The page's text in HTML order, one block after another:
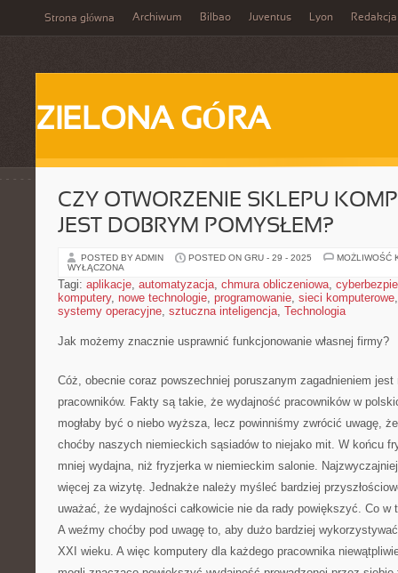
Strona główna Archiwum Bilbao Juventus Lyon Redakcja
ZIELONA GÓRA
CZY OTWORZENIE SKLEPU
JEST DOBRYM POMYSŁEM?
POSTED BY ADMIN POSTED ON GRU - 29 - 2025
MOŻLIWOŚĆ
WYŁĄCZONA
Tagi: aplikacje, automatyzacja, chmura obliczeniowa,
komputery, nowe technologie, programowanie, sieci komputerowe
systemy operacyjne, sztuczna inteligencja, Technologia
Jak możemy znacznie usprawnić funkcjonowanie własnej firmy?
Cóż, obecnie coraz powszechniej poruszanym zagadnieniem
pracowników. Fakty są takie, że wydajność pracowników w
mogłaby być o niebo wyższa, lecz powinniśmy zwrócić uwagę,
choćby naszych niemieckich sąsiadów to niejako mit. W końcu
mniej wydajna, niż fryzjerka w niemieckim salonie.
więcej za wizytę. Jednakże należy myśleć bardziej
uważać, że wydajności całkowicie nie da rady powiększyć. Co w
A weźmy choćby pod uwagę to, aby dużo bardziej
XXI wieku. A więc komputery dla każdego pracownika